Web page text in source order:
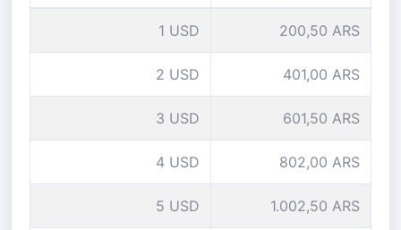
1 USD 200,50 ARS
2 USD 401,00 ARS
3 USD 601,50 ARS
4 USD 802,00 ARS
5 USD 1.002,50 ARS